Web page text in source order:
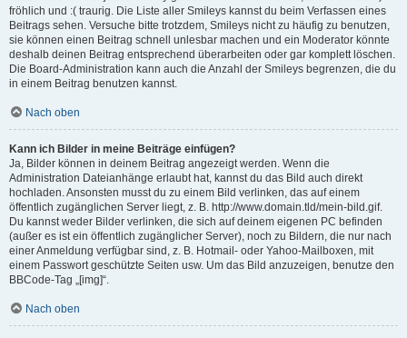
fröhlich und :( traurig. Die Liste aller Smileys kannst du beim Verfassen eines
Beitrags sehen. Versuche bitte trotzdem, Smileys nicht zu häufig zu benutzen,
sie können einen Beitrag schnell unlesbar machen und ein Moderator könnte
deshalb deinen Beitrag entsprechend überarbeiten oder gar komplett löschen.
Die Board-Administration kann auch die Anzahl der Smileys begrenzen, die du
in einem Beitrag benutzen kannst.
Nach oben
Kann ich Bilder in meine Beiträge einfügen?
Ja, Bilder können in deinem Beitrag angezeigt werden. Wenn die
Administration Dateianhänge erlaubt hat, kannst du das Bild auch direkt
hochladen. Ansonsten musst du zu einem Bild verlinken, das auf einem
öffentlich zugänglichen Server liegt, z. B. http://www.domain.tld/mein-bild.gif.
Du kannst weder Bilder verlinken, die sich auf deinem eigenen PC befinden
(außer es ist ein öffentlich zugänglicher Server), noch zu Bildern, die nur nach
einer Anmeldung verfügbar sind, z. B. Hotmail- oder Yahoo-Mailboxen, mit
einem Passwort geschützte Seiten usw. Um das Bild anzuzeigen, benutze den
BBCode-Tag „[img]“.
Nach oben